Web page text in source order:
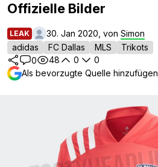
Offizielle Bilder
LEAK 30. Jan 2020, von Simon
adidas
FC Dallas MLS
Trikots
0
48 0
0
Als bevorzugte Quelle hinzufügen